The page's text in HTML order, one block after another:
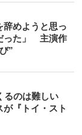
辞めようと思っ
った」 主演作
”
るのは難しい
『トイ・スト